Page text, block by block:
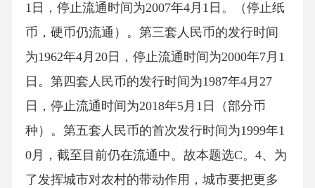
1日，停止流通时间为2007年4月1日。（停止纸
币，硬币仍流通）。第三套人民币的发行时间
为1962年4月20日，停止流通时间为2000年7月1
日。第四套人民币的发行时间为1987年4月27
日，停止流通时间为2018年5月1日（部分币
种）。第五套人民币的首次发行时间为1999年1
0月，截至目前仍在流通中。故本题选C。4、为
了发挥城市对农村的带动作用，城市要把更多